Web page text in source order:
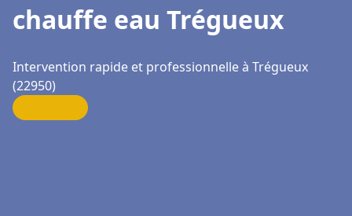
chauffe eau Trégueux
Intervention rapide et professionnelle à Trégueux
(22950)